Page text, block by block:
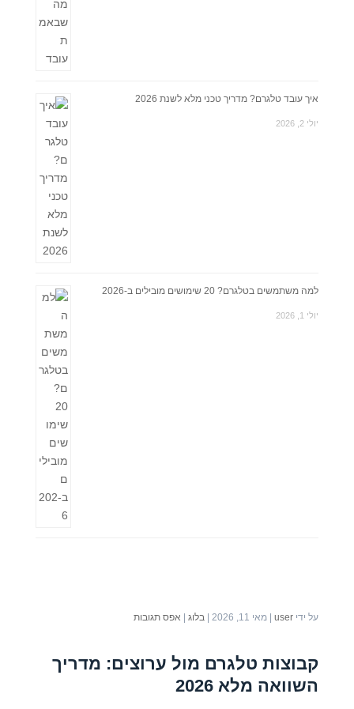
על ידי user
| מאי 11, 2026 | בלוג| אפס תגובות
קבוצות טלגרם מול ערוצים: מדריך
השוואה מלא 2026
איך עובד טלגרם? מדריך טכני מלא לשנת 2026
יולי 2, 2026
למה משתמשים בטלגרם? 20 שימושים מובילים ב-2026
יולי 1, 2026